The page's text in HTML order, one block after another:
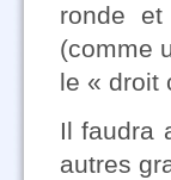
ronde
(comme
le « droit
Il faudra
autres